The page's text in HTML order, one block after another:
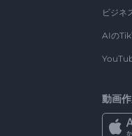
ビジネ
AIの
動画